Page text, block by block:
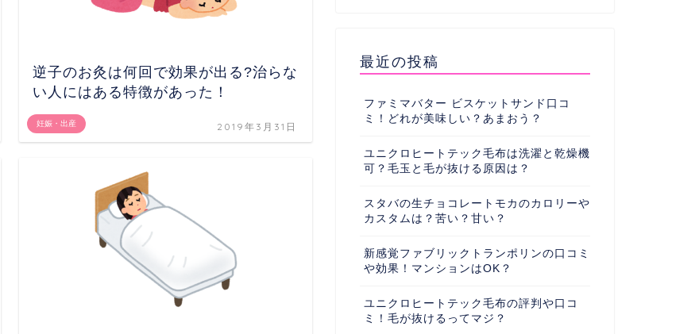
妊娠・出産
逆子のお灸は何回で効果が出る?治らな
い人にはある特徴があった！
2019年3月31日
最近の投稿
ファミマバター ビスケットサンド口コ
ミ！どれが美味しい？あまおう？
ユニクロヒートテック毛布は洗濯と乾燥機
可？毛玉と毛が抜ける原因は？
スタバの生チョコレートモカのカロリーや
カスタムは？苦い？甘い？
新感覚ファブリックトランポリンの口コミ
や効果！マンションはOK？
ユニクロヒートテック毛布の評判や口コ
ミ！毛が抜けるってマジ？